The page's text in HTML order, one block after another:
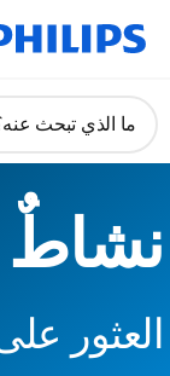
دعم
ما الذي تبحث
نشاطٌ
العثور